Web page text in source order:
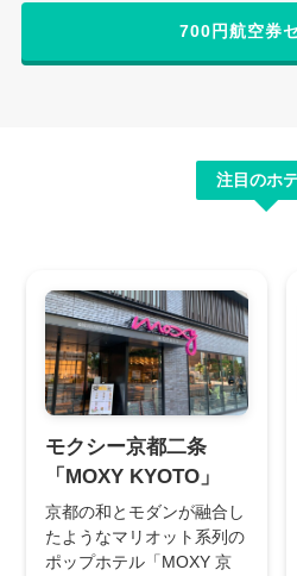
700円航空券
注目のホ
モクシー京都二条
「MOXY KYOTO」
京都の和とモダンが融合し
たようなマリオット系列の
ポップホテル「MOXY 京